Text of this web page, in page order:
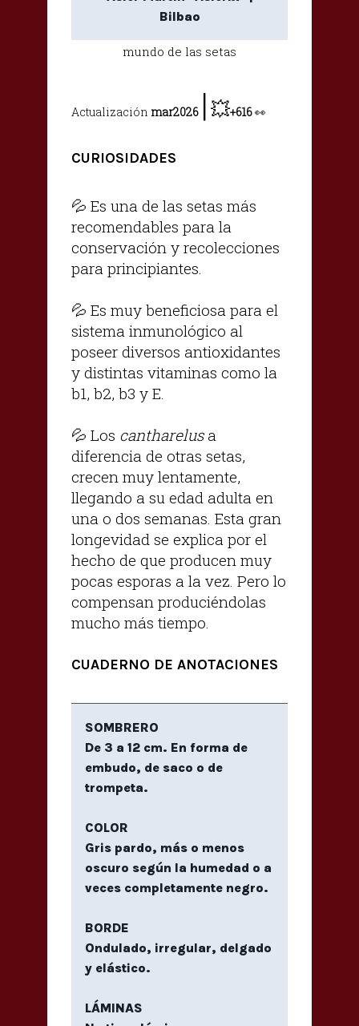
Bilbao
mundo de las setas
Actualización mar2026 |💥+616👀
CURIOSIDADES
💦 Es una de las setas más
recomendables para la
conservación y recolecciones
para principiantes.
💦 Es muy beneficiosa para el
sistema inmunológico al
poseer diversos antioxidantes
y distintas vitaminas como la
b1, b2, b3 y E.
💦 Los cantharelusa
diferencia de otras setas,
crecen muy lentamente,
llegando a su edad adulta en
una o dos semanas. Esta gran
longevidad se explica por el
hecho de que producen muy
pocas esporas a la vez. Pero lo
compensan produciéndolas
mucho más tiempo.
CUADERNO DE ANOTACIONES
SOMBRERO
De 3 a 12 cm. En forma de
embudo, de saco o de
trompeta.
COLOR
Gris pardo, más o menos
oscuro según la humedad o a
veces completamente negro.
BORDE
Ondulado, irregular, delgado
y elástico.
LÁMINAS